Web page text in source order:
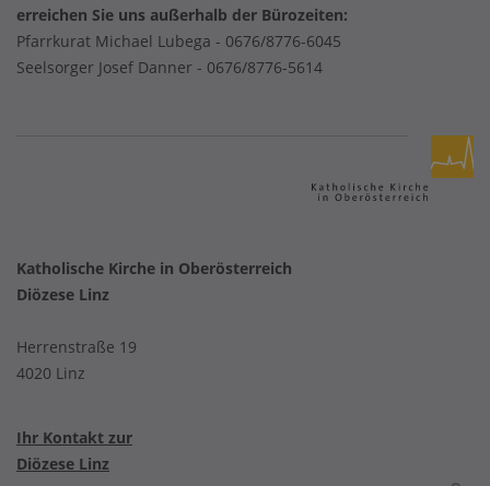
erreichen Sie uns außerhalb der Bürozeiten:
Pfarrkurat Michael Lubega - 0676/8776-6045
Seelsorger Josef Danner - 0676/8776-5614
Katholische Kirche in Oberösterreich
Diözese Linz
Herrenstraße 19
4020 Linz
Ihr Kontakt zur
Diözese Linz